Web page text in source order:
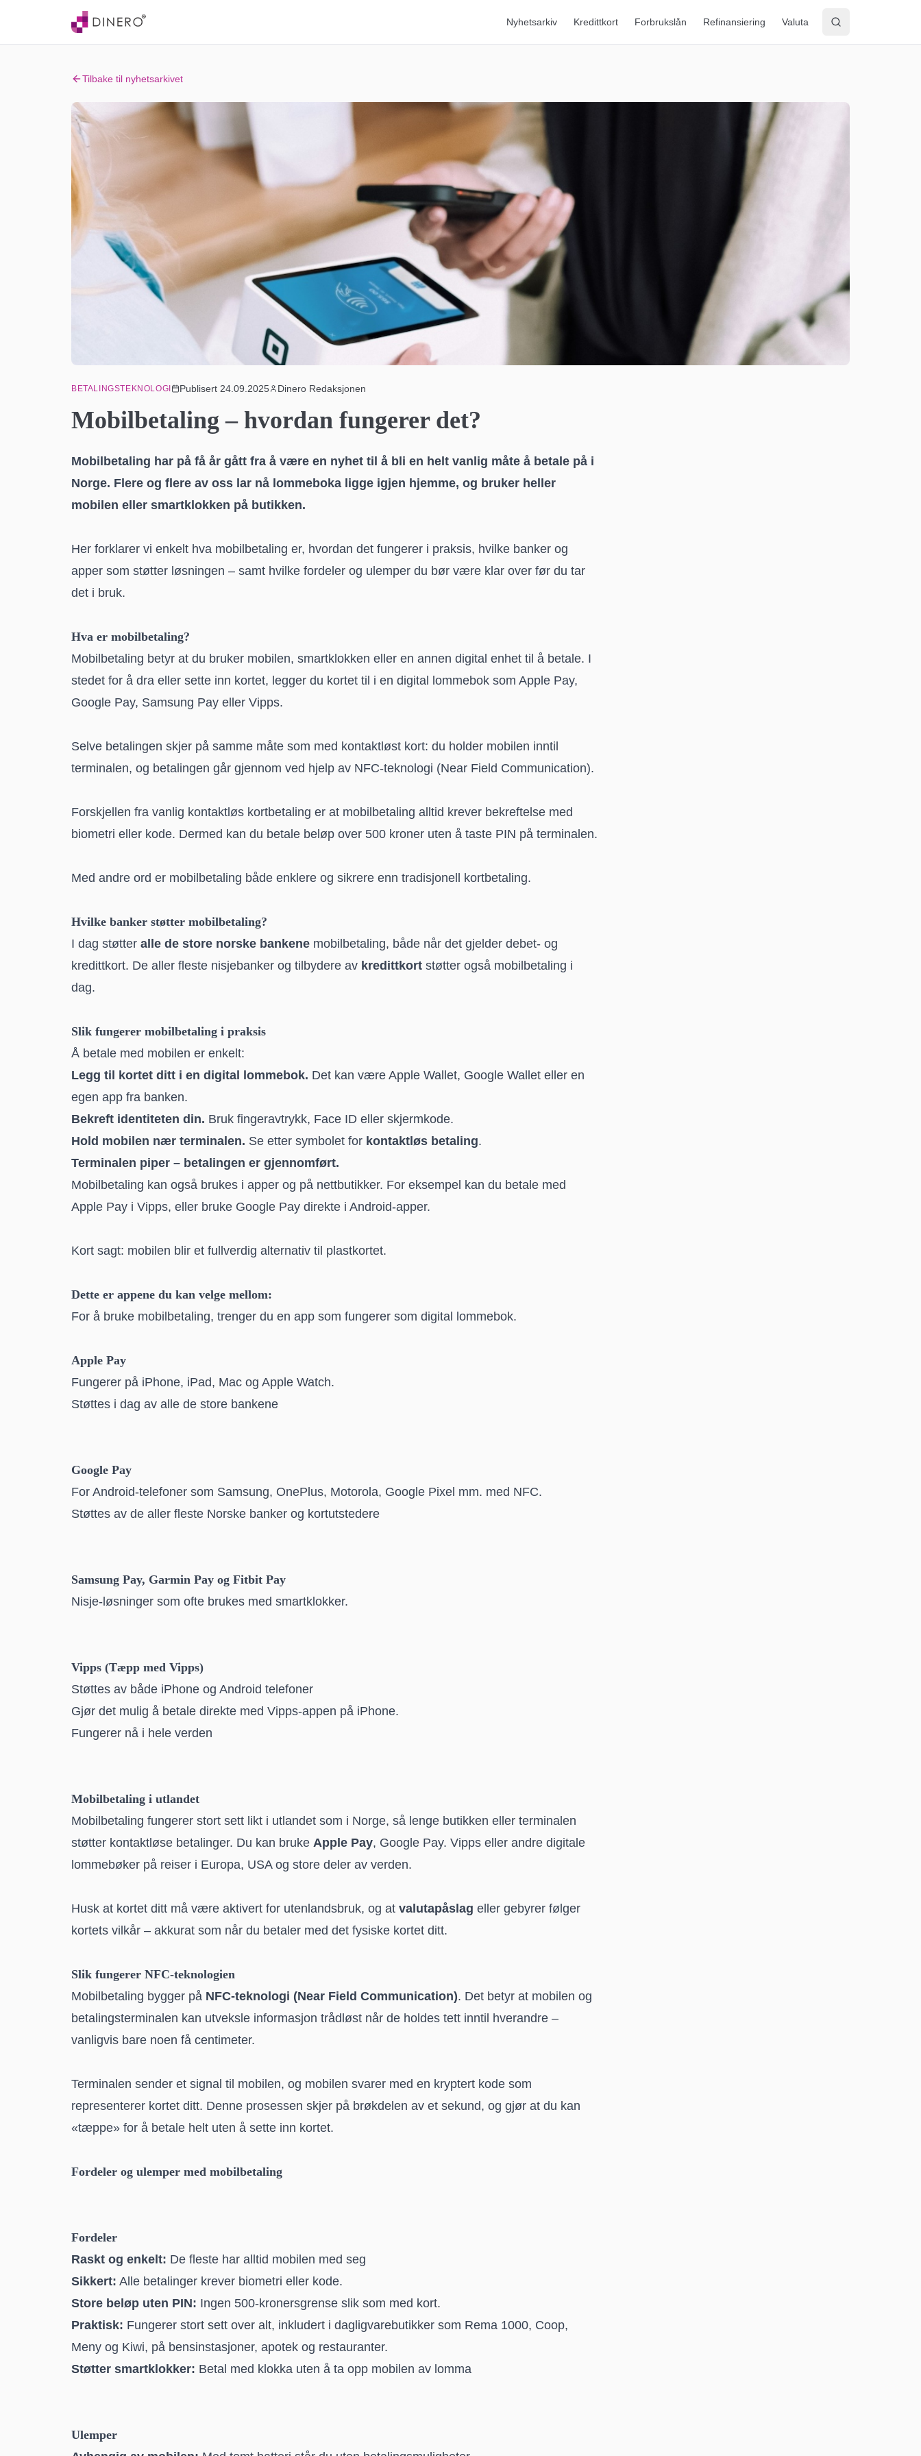
Nyhetsarkiv Kredittkort Forbrukslån Refinansiering Valuta
Tilbake til nyhetsarkivet
BETALINGSTEKNOLOGI Publisert 24.09.2025 Dinero Redaksjonen
Mobilbetaling – hvordan fungerer det?
Mobilbetaling har på få år gått fra å være en nyhet til å bli en helt vanlig måte å betale på i
Norge. Flere og flere av oss lar nå lommeboka ligge igjen hjemme, og bruker heller
mobilen eller smartklokken på butikken.
Her forklarer vi enkelt hva mobilbetaling er, hvordan det fungerer i praksis, hvilke banker og
apper som støtter løsningen – samt hvilke fordeler og ulemper du bør være klar over før du tar
det i bruk.
Hva er mobilbetaling?
Mobilbetaling betyr at du bruker mobilen, smartklokken eller en annen digital enhet til å betale. I
stedet for å dra eller sette inn kortet, legger du kortet til i en digital lommebok som Apple Pay,
Google Pay, Samsung Pay eller Vipps.
Selve betalingen skjer på samme måte som med kontaktløst kort: du holder mobilen inntil
terminalen, og betalingen går gjennom ved hjelp av NFC-teknologi (Near Field Communication).
Forskjellen fra vanlig kontaktløs kortbetaling er at mobilbetaling alltid krever bekreftelse med
biometri eller kode. Dermed kan du betale beløp over 500 kroner uten å taste PIN på terminalen.
Med andre ord er mobilbetaling både enklere og sikrere enn tradisjonell kortbetaling.
Hvilke banker støtter mobilbetaling?
I dag støtter alle de store norske bankene mobilbetaling, både når det gjelder debet- og
kredittkort. De aller fleste nisjebanker og tilbydere av kredittkort støtter også mobilbetaling i
dag.
Slik fungerer mobilbetaling i praksis
Å betale med mobilen er enkelt:
Legg til kortet ditt i en digital lommebok. Det kan være Apple Wallet, Google Wallet eller en
egen app fra banken.
Bekreft identiteten din. Bruk fingeravtrykk, Face ID eller skjermkode.
Hold mobilen nær terminalen. Se etter symbolet for kontaktløs betaling.
Terminalen piper – betalingen er gjennomført.
Mobilbetaling kan også brukes i apper og på nettbutikker. For eksempel kan du betale med
Apple Pay i Vipps, eller bruke Google Pay direkte i Android-apper.
Kort sagt: mobilen blir et fullverdig alternativ til plastkortet.
Dette er appene du kan velge mellom:
For å bruke mobilbetaling, trenger du en app som fungerer som digital lommebok.
Apple Pay
Fungerer på iPhone, iPad, Mac og Apple Watch.
Støttes i dag av alle de store bankene
Google Pay
For Android-telefoner som Samsung, OnePlus, Motorola, Google Pixel mm. med NFC.
Støttes av de aller fleste Norske banker og kortutstedere
Samsung Pay, Garmin Pay og Fitbit Pay
Nisje-løsninger som ofte brukes med smartklokker.
Vipps (Tæpp med Vipps)
Støttes av både iPhone og Android telefoner
Gjør det mulig å betale direkte med Vipps-appen på iPhone.
Fungerer nå i hele verden
Mobilbetaling i utlandet
Mobilbetaling fungerer stort sett likt i utlandet som i Norge, så lenge butikken eller terminalen
støtter kontaktløse betalinger. Du kan bruke Apple Pay, Google Pay. Vipps eller andre digitale
lommebøker på reiser i Europa, USA og store deler av verden.
Husk at kortet ditt må være aktivert for utenlandsbruk, og at valutapåslag eller gebyrer følger
kortets vilkår – akkurat som når du betaler med det fysiske kortet ditt.
Slik fungerer NFC-teknologien
Mobilbetaling bygger på NFC-teknologi (Near Field Communication). Det betyr at mobilen og
betalingsterminalen kan utveksle informasjon trådløst når de holdes tett inntil hverandre –
vanligvis bare noen få centimeter.
Terminalen sender et signal til mobilen, og mobilen svarer med en kryptert kode som
representerer kortet ditt. Denne prosessen skjer på brøkdelen av et sekund, og gjør at du kan
«tæppe» for å betale helt uten å sette inn kortet.
Fordeler og ulemper med mobilbetaling
Fordeler
Raskt og enkelt: De fleste har alltid mobilen med seg
Sikkert: Alle betalinger krever biometri eller kode.
Store beløp uten PIN: Ingen 500-kronersgrense slik som med kort.
Praktisk: Fungerer stort sett over alt, inkludert i dagligvarebutikker som Rema 1000, Coop,
Meny og Kiwi, på bensinstasjoner, apotek og restauranter.
Støtter smartklokker: Betal med klokka uten å ta opp mobilen av lomma
Ulemper